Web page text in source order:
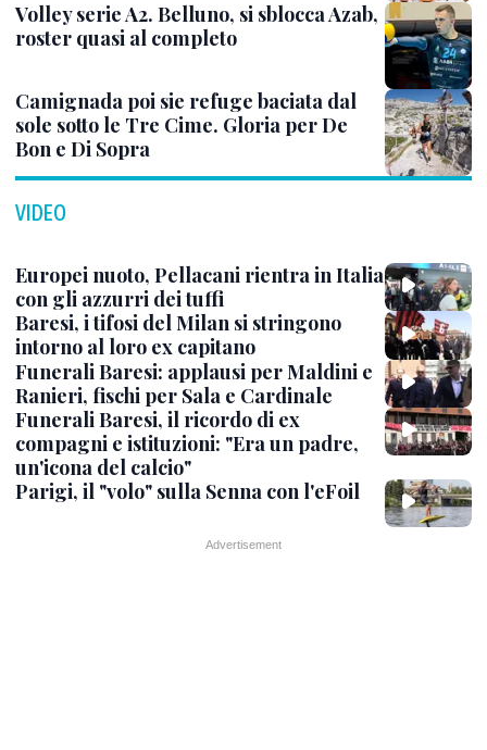
Volley serie A2. Belluno, si sblocca Azab,
roster quasi al completo
Camignada poi sie refuge baciata dal
sole sotto le Tre Cime. Gloria per De
Bon e Di Sopra
VIDEO
Europei nuoto, Pellacani rientra in Italia
con gli azzurri dei tuffi
Baresi, i tifosi del Milan si stringono
intorno al loro ex capitano
Funerali Baresi: applausi per Maldini e
Ranieri, fischi per Sala e Cardinale
Funerali Baresi, il ricordo di ex
compagni e istituzioni: "Era un padre,
un'icona del calcio"
Parigi, il "volo" sulla Senna con l'eFoil